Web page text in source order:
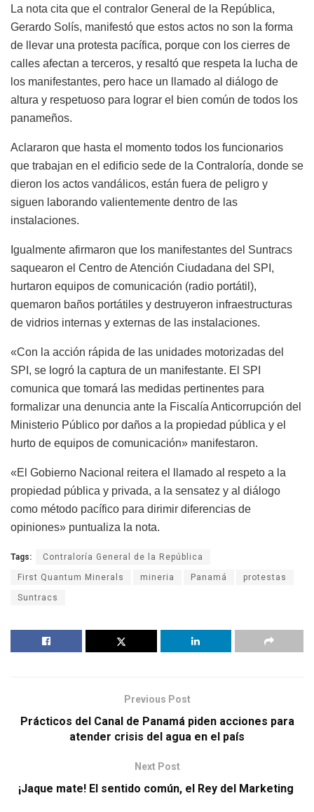
La nota cita que el contralor General de la República,
Gerardo Solís, manifestó que estos actos no son la forma
de llevar una protesta pacífica, porque con los cierres de
calles afectan a terceros, y resaltó que respeta la lucha de
los manifestantes, pero hace un llamado al diálogo de
altura y respetuoso para lograr el bien común de todos los
panameños.
Aclararon que hasta el momento todos los funcionarios
que trabajan en el edificio sede de la Contraloría, donde se
dieron los actos vandálicos, están fuera de peligro y
siguen laborando valientemente dentro de las
instalaciones.
Igualmente afirmaron que los manifestantes del Suntracs
saquearon el Centro de Atención Ciudadana del SPI,
hurtaron equipos de comunicación (radio portátil),
quemaron baños portátiles y destruyeron infraestructuras
de vidrios internas y externas de las instalaciones.
«Con la acción rápida de las unidades motorizadas del
SPI, se logró la captura de un manifestante. El SPI
comunica que tomará las medidas pertinentes para
formalizar una denuncia ante la Fiscalía Anticorrupción del
Ministerio Público por daños a la propiedad pública y el
hurto de equipos de comunicación» manifestaron.
«El Gobierno Nacional reitera el llamado al respeto a la
propiedad pública y privada, a la sensatez y al diálogo
como método pacífico para dirimir diferencias de
opiniones» puntualiza la nota.
Tags: Contraloría General de la República
First Quantum Minerals mineria Panamá protestas
Suntracs
Previous Post
Prácticos del Canal de Panamá piden acciones para
atender crisis del agua en el país
Next Post
¡Jaque mate! El sentido común, el Rey del Marketing